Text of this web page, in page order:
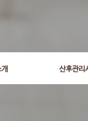
산후관리
where